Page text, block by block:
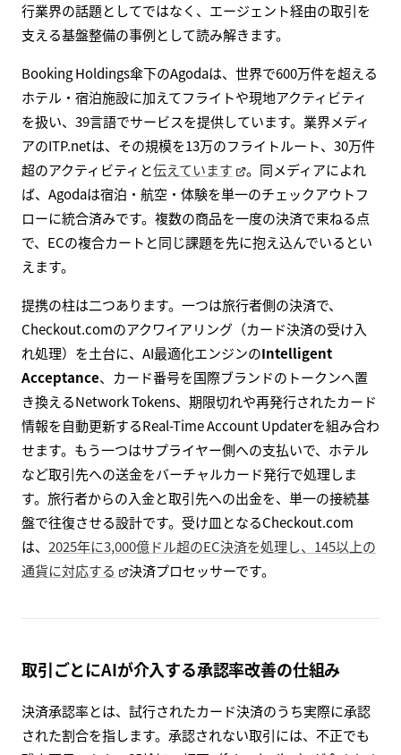
行業界の話題としてではなく、エージェント経由の取引を
支える基盤整備の事例として読み解きます。
Booking Holdings傘下のAgodaは、世界で600万件を超える
ホテル・宿泊施設に加えてフライトや現地アクティビティ
を扱い、39言語でサービスを提供しています。業界メディ
アのITP.netは、その規模を13万のフライトルート、30万件
超のアクティビティと伝えています
。同メディアによれ
ば、Agodaは宿泊・航空・体験を単一のチェックアウトフ
ローに統合済みです。複数の商品を一度の決済で束ねる点
で、ECの複合カートと同じ課題を先に抱え込んでいるとい
えます。
提携の柱は二つあります。一つは旅行者側の決済で、
Checkout.comのアクワイアリング（カード決済の受け入
れ処理）を土台に、AI最適化エンジンのIntelligent
Acceptance、カード番号を国際ブランドのトークンへ置
き換えるNetwork Tokens、期限切れや再発行されたカード
情報を自動更新するReal-Time Account Updaterを組み合わ
せます。もう一つはサプライヤー側への支払いで、ホテル
など取引先への送金をバーチャルカード発行で処理しま
す。旅行者からの入金と取引先への出金を、単一の接続基
盤で往復させる設計です。受け皿となるCheckout.com
は、 2025年に3,000億ドル超のEC決済を処理し、145以上の
通貨に対応する
決済プロセッサーです。
取引ごとにAIが介入する承認率改善の仕組み
決済承認率とは、試行されたカード決済のうち実際に承認
された割合を指します。承認されない取引には、不正でも